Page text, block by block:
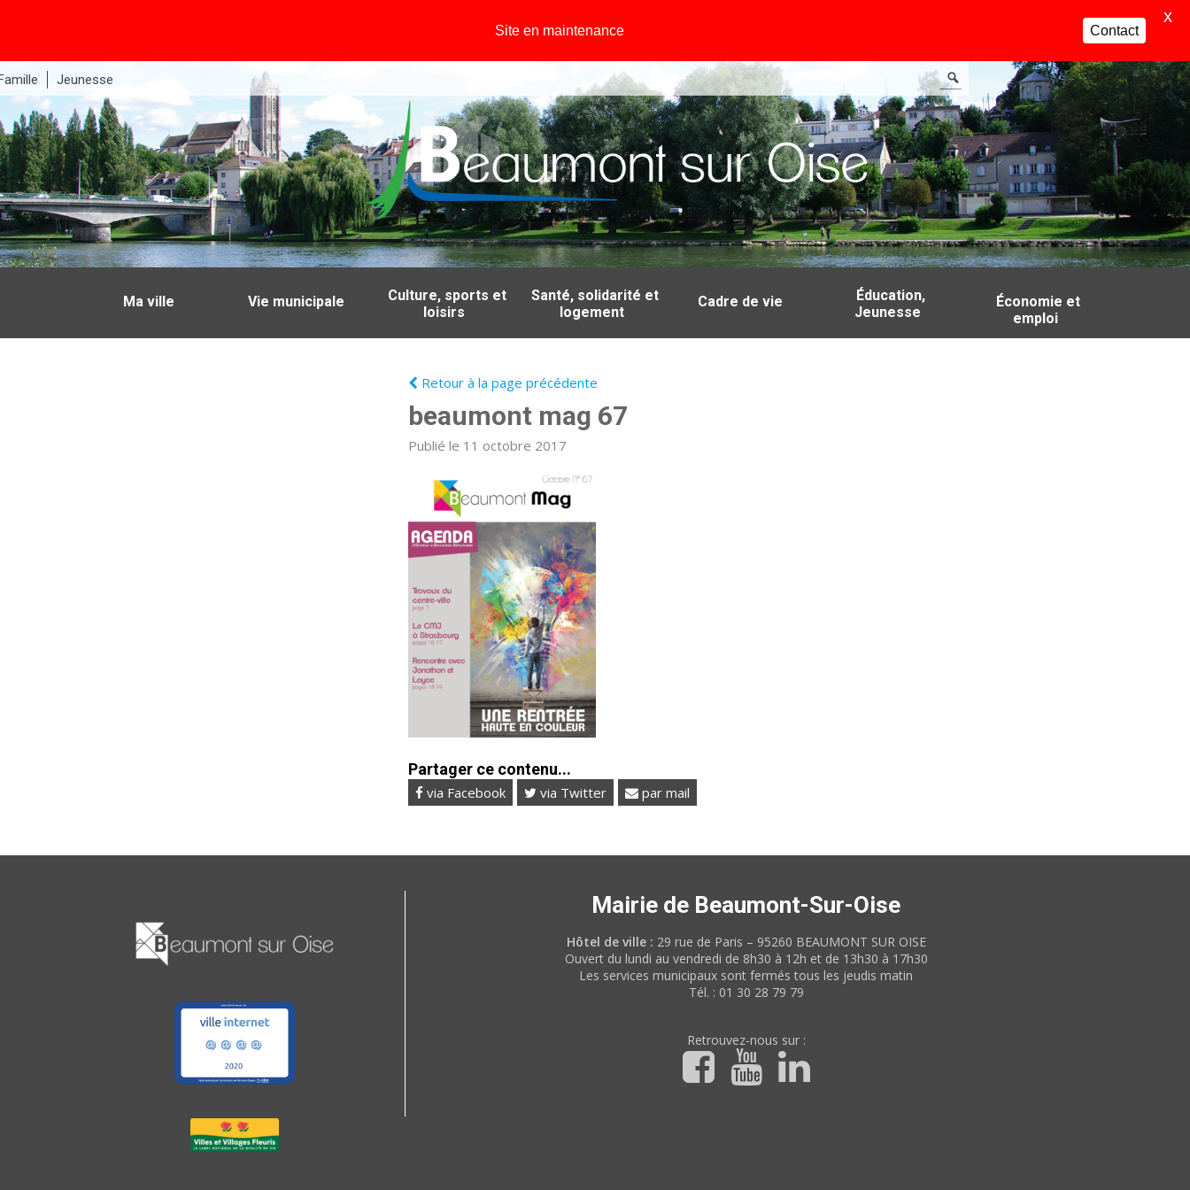
Jeunesse
Ma ville Vie municipale
Culture, sports et
loisirs
Santé, solidarité et
logement
Cadre de vie
Éducation,
Jeunesse
Économie et
emploi
Retour à la page précédente
beaumont mag 67
Publié le 11 octobre 2017
Partager ce contenu...
via Facebook via Twitter par mail
Mairie de Beaumont-Sur-Oise
Hôtel de ville : 29 rue de Paris – 95260 BEAUMONT SUR OISE
Ouvert du lundi au vendredi de 8h30 à 12h et de 13h30 à 17h30
Les services municipaux sont fermés tous les jeudis matin
Tél. : 01 30 28 79 79
Retrouvez-nous sur :
Site en maintenance Contact
X